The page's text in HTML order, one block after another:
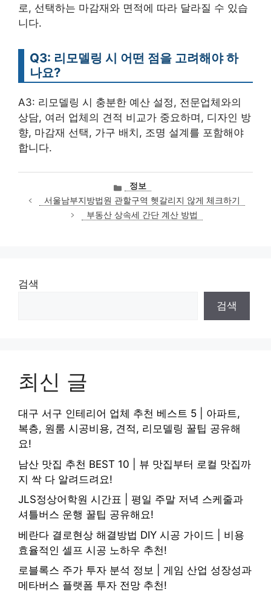
로, 선택하는 마감재와 면적에 따라 달라질 수 있습
니다.
Q3: 리모델링 시 어떤 점을 고려해야 하
나요?
A3: 리모델링 시 충분한 예산 설정, 전문업체와의
상담, 여러 업체의 견적 비교가 중요하며, 디자인 방
향, 마감재 선택, 가구 배치, 조명 설계를 포함해야
합니다.
카
테
고
리
정보
서울남부지방법원 관할구역 헷갈리지 않게 체크하기
부동산 상속세 간단 계산 방법
검색
검색
최신 글
대구 서구 인테리어 업체 추천 베스트 5 | 아파트,
복층, 원룸 시공비용, 견적, 리모델링 꿀팁 공유해
요!
남산 맛집 추천 BEST 10 | 뷰 맛집부터 로컬 맛집까
지 싹 다 알려드려요!
JLS정상어학원 시간표 | 평일 주말 저녁 스케줄과
셔틀버스 운행 꿀팁 공유해요!
베란다 결로현상 해결방법 DIY 시공 가이드 | 비용
효율적인 셀프 시공 노하우 추천!
로블록스 주가 투자 분석 정보 | 게임 산업 성장성과
메타버스 플랫폼 투자 전망 추천!